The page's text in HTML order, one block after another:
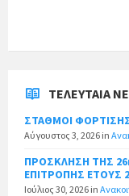
ΤΕΛΕΥΤΑΊΑ
ΣΤΑΘΜΟΙ
Αύγουστος 3, 2026 in
ΠΡΟΣΚΛΗΣΗ ΤΗΣ
ΕΠΙΤΡΟΠΗΣ ΕΤΟΥΣ
Ιούλιος 30, 2026 in